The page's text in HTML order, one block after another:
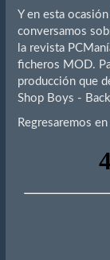
Y en esta
conversamos
la revista
ficheros MOD.
producción que
Shop Boys -
Regresaremos